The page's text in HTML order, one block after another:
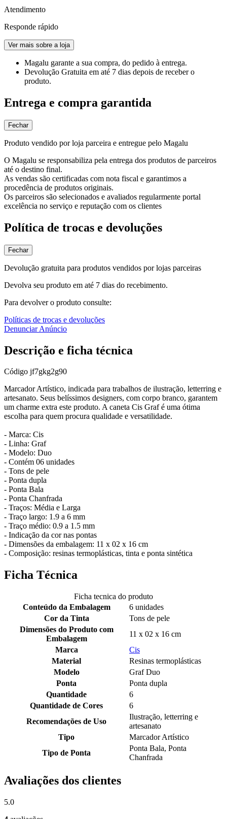
Atendimento
Responde rápido
Ver mais sobre a loja
Magalu garante a sua compra, do pedido à entrega.
Devolução Gratuita em até 7 dias depois de receber o
produto.
Entrega e compra garantida
Fechar
Produto vendido por loja parceira e entregue pelo Magalu
O Magalu se responsabiliza pela entrega dos produtos de parceiros
até o destino final.
As vendas são certificadas com nota fiscal e garantimos a
procedência de produtos originais.
Os parceiros são selecionados e avaliados regularmente portal
excelência no serviço e reputação com os clientes
Política de trocas e devoluções
Fechar
Devolução gratuita para produtos vendidos por lojas parceiras
Devolva seu produto em até 7 dias do recebimento.
Para devolver o produto consulte:
Políticas de trocas e devoluções
Denunciar Anúncio
Descrição e ficha técnica
Código jf7gkg2g90
Marcador Artístico, indicada para trabalhos de ilustração, letterring e
artesanato. Seus belíssimos designers, com corpo branco, garantem
um charme extra este produto. A caneta Cis Graf é uma ótima
escolha para quem procura qualidade e versatilidade.
- Marca: Cis
- Linha: Graf
- Modelo: Duo
- Contém 06 unidades
- Tons de pele
- Ponta dupla
- Ponta Bala
- Ponta Chanfrada
- Traços: Média e Larga
- Traço largo: 1.9 a 6 mm
- Traço médio: 0.9 a 1.5 mm
- Indicação da cor nas pontas
- Dimensões da embalagem: 11 x 02 x 16 cm
- Composição: resinas termoplásticas, tinta e ponta sintética
Ficha Técnica
Ficha tecnica do produto
Conteúdo da Embalagem
6 unidades
Cor da Tinta
Tons de pele
Dimensões do Produto com
Embalagem
11 x 02 x 16 cm
Marca
Cis
Material
Resinas termoplásticas
Modelo
Graf Duo
Ponta
Ponta dupla
Quantidade
6
Quantidade de Cores
6
Recomendações de Uso
Ilustração, letterring e
artesanato
Tipo
Marcador Artístico
Tipo de Ponta
Ponta Bala, Ponta
Chanfrada
Avaliações dos clientes
5.0